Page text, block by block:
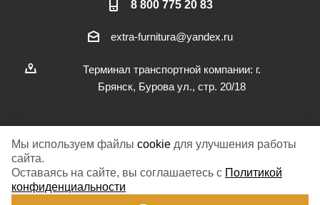
8 800 775 20 83
extra-furnitura@yandex.ru
Терминал транспортной компании: г.
Брянск, Бурова ул., стр. 20/18
Мы используем файлы cookie для улучшения работы
сайта.
Оставаясь на сайте, вы соглашаетесь с Политикой
конфиденциальности